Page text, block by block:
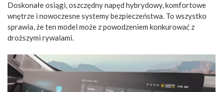
Doskonałe osiągi, oszczędny napęd hybrydowy, komfortowe
wnętrze i nowoczesne systemy bezpieczeństwa. To wszystko
sprawia, że ten model może z powodzeniem konkurować z
droższymi rywalami.